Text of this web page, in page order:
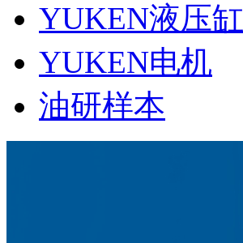
YUKEN液压缸
YUKEN电机
油研样本